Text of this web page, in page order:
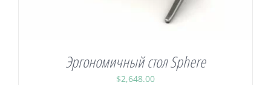
Эргономичный стол Sphere
$2,648.00